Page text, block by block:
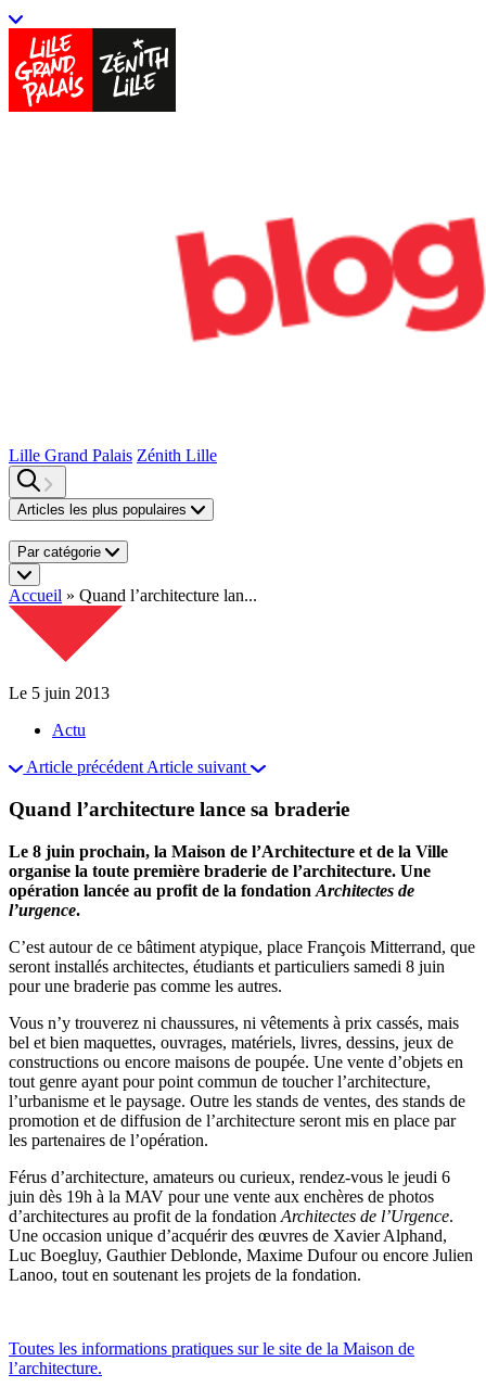
Lille Grand Palais Zénith Lille
Articles les plus populaires
Par catégorie
Accueil » Quand l’architecture lan...
Le 5 juin 2013
Actu
Article précédent Article suivant
Quand l’architecture lance sa braderie
Le 8 juin prochain, la Maison de l’Architecture et de la Ville
organise la toute première braderie de l’architecture. Une
opération lancée au profit de la fondation Architectes de
l’urgence.
C’est autour de ce bâtiment atypique, place François Mitterrand, que
seront installés architectes, étudiants et particuliers samedi 8 juin
pour une braderie pas comme les autres.
Vous n’y trouverez ni chaussures, ni vêtements à prix cassés, mais
bel et bien maquettes, ouvrages, matériels, livres, dessins, jeux de
constructions ou encore maisons de poupée. Une vente d’objets en
tout genre ayant pour point commun de toucher l’architecture,
l’urbanisme et le paysage. Outre les stands de ventes, des stands de
promotion et de diffusion de l’architecture seront mis en place par
les partenaires de l’opération.
Férus d’architecture, amateurs ou curieux, rendez-vous le jeudi 6
juin dès 19h à la MAV pour une vente aux enchères de photos
d’architectures au profit de la fondation Architectes de l’Urgence.
Une occasion unique d’acquérir des œuvres de Xavier Alphand,
Luc Boegluy, Gauthier Deblonde, Maxime Dufour ou encore Julien
Lanoo, tout en soutenant les projets de la fondation.
Toutes les informations pratiques sur le site de la Maison de
l’architecture.